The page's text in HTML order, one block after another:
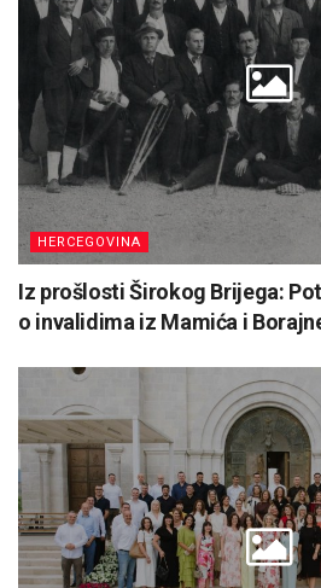
HERCEGOVINA
Iz prošlosti Širokog Brijega:
o invalidima iz Mamića i